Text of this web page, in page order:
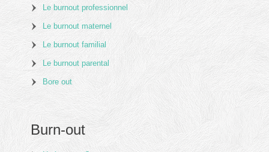
Le burnout professionnel
Le burnout maternel
Le burnout familial
Le burnout parental
Bore out
Burn-out